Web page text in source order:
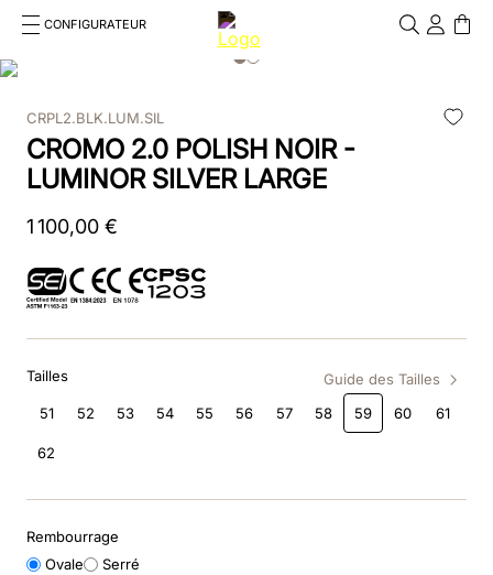
CONFIGURATEUR
Cosa stai cercando?
1 casque
2.bombe
3.dressage
4.chromo
6. cromo 2
7.insert
8.smart polish
polo visor
CRPL2.BLK.LUM.SIL
CROMO 2.0 POLISH NOIR -
LUMINOR SILVER LARGE
1100,00 €
Tailles
Guide des Tailles
51
52 53 54 55 56 57 58 59 60 61
62
Rembourrage
Ovale
Serré